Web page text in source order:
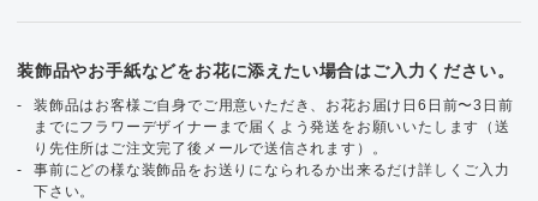
装飾品やお手紙などをお花に添えたい場合はご入力ください。
装飾品はお客様ご自身でご用意いただき、お花お届け日6日前〜3日前
までにフラワーデザイナーまで届くよう発送をお願いいたします（送
り先住所はご注文完了後メールで送信されます）。
事前にどの様な装飾品をお送りになられるか出来るだけ詳しくご入力
下さい。